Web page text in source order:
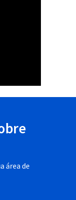
área de